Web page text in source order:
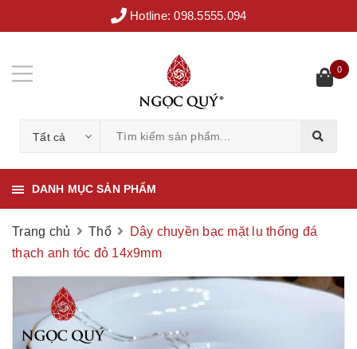
Hotline:098.5555.094
Tất cả
0
DANH MỤC SẢN PHẨM
Trang chủ Thổ
Dây chuyền bạc mặt lu thống đá
thạch anh tóc đỏ 14x9mm